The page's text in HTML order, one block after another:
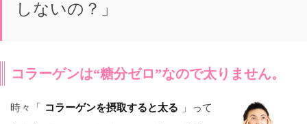
しないの？」
コラーゲンは“糖分ゼロ”なので太りません。
時々「 コラーゲンを摂取すると太る
」って